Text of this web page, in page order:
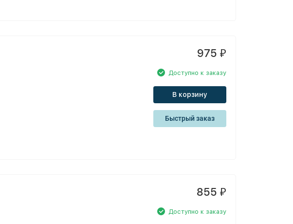
975 ₽
Доступно к заказу
В корзину
Быстрый заказ
855 ₽
Доступно к заказу